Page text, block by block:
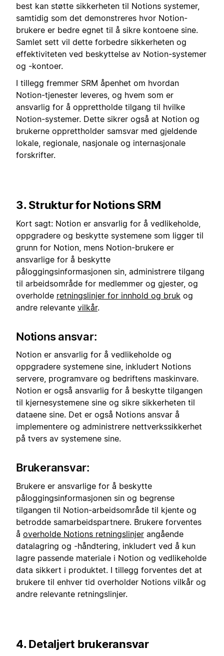
best kan støtte sikkerheten til Notions systemer,
samtidig som det demonstreres hvor Notion-
brukere er bedre egnet til å sikre kontoene sine.
Samlet sett vil dette forbedre sikkerheten og
effektiviteten ved beskyttelse av Notion-systemer
og -kontoer.
I tillegg fremmer SRM åpenhet om hvordan
Notion-tjenester leveres, og hvem som er
ansvarlig for å opprettholde tilgang til hvilke
Notion-systemer. Dette sikrer også at Notion og
brukerne opprettholder samsvar med gjeldende
lokale, regionale, nasjonale og internasjonale
forskrifter.
3. Struktur for Notions SRM
Kort sagt: Notion er ansvarlig for å vedlikeholde,
oppgradere og beskytte systemene som ligger til
grunn for Notion, mens Notion-brukere er
ansvarlige for å beskytte
påloggingsinformasjonen sin, administrere tilgang
til arbeidsområde for medlemmer og gjester, og
overholde retningslinjer for innhold og bruk og
andre relevante vilkår.
Notions ansvar:
Notion er ansvarlig for å vedlikeholde og
oppgradere systemene sine, inkludert Notions
servere, programvare og bedriftens maskinvare.
Notion er også ansvarlig for å beskytte tilgangen
til kjernesystemene sine og sikre sikkerheten til
dataene sine. Det er også Notions ansvar å
implementere og administrere nettverkssikkerhet
på tvers av systemene sine.
Brukeransvar:
Brukere er ansvarlige for å beskytte
påloggingsinformasjonen sin og begrense
tilgangen til Notion-arbeidsområde til kjente og
betrodde samarbeidspartnere. Brukere forventes
å overholde Notions retningslinjer angående
datalagring og -håndtering, inkludert ved å kun
lagre passende materiale i Notion og vedlikeholde
data sikkert i produktet. I tillegg forventes det at
brukere til enhver tid overholder Notions vilkår og
andre relevante retningslinjer.
4. Detaljert brukeransvar